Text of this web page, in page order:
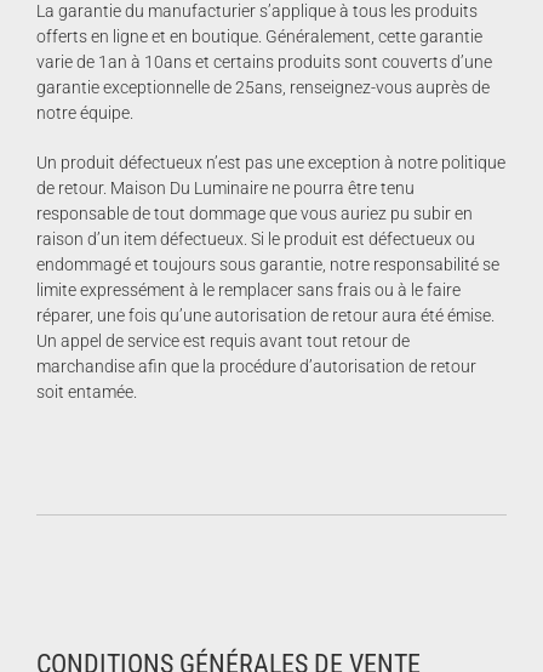
La garantie du manufacturier s’applique à tous les produits
offerts en ligne et en boutique. Généralement, cette garantie
varie de 1an à 10ans et certains produits sont couverts d’une
garantie exceptionnelle de 25ans, renseignez-vous auprès de
notre équipe.
Un produit défectueux n’est pas une exception à notre politique
de retour. Maison Du Luminaire ne pourra être tenu
responsable de tout dommage que vous auriez pu subir en
raison d’un item défectueux. Si le produit est défectueux ou
endommagé et toujours sous garantie, notre responsabilité se
limite expressément à le remplacer sans frais ou à le faire
réparer, une fois qu’une autorisation de retour aura été émise.
Un appel de service est requis avant tout retour de
marchandise afin que la procédure d’autorisation de retour
soit entamée.
CONDITIONS GÉNÉRALES DE VENTE